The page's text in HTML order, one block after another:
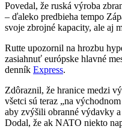
Povedal, že ruská výroba
– ďaleko predbieha tempo
svoje zbrojné kapacity, ale aj
Rutte upozornil na hrozbu
zasiahnuť európske hlavné
denník Express.
Zdôraznil, že hranice medzi
všetci sú teraz „na
aby zvýšili obranné výdavky
Dodal, že ak NATO niekto